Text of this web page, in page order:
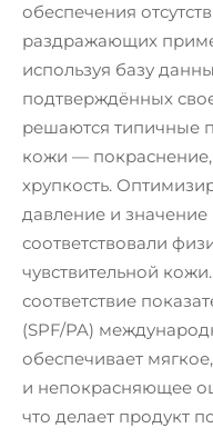
обеспечения
раздражающих
используя базу
подтверждённых
решаются типичные
кожи —
хрупкость.
давление и
соответствовали
чувствительной
соответствие
(SPF/PA)
обеспечивает
и непокрасняющее
что делает продукт